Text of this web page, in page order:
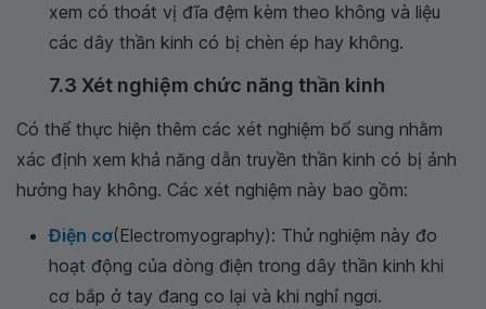
xem có thoát vị đĩa đệm kèm theo không và liệu
các dây thần kinh có bị chèn ép hay không.
7.3 Xét nghiệm chức năng thần kinh
Có thể thực hiện thêm các xét nghiệm bổ sung nhằm
xác định xem khả năng dẫn truyền thần kinh có bị ảnh
hưởng hay không. Các xét nghiệm này bao gồm:
Điện cơ(Electromyography): Thử nghiệm này đo
hoạt động của dòng điện trong dây thần kinh khi
cơ bắp ở tay đang co lại và khi nghỉ ngơi.